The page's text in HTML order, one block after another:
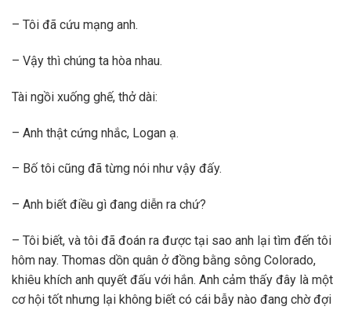
– Tôi đã cứu mạng anh.
– Vậy thì chúng ta hòa nhau.
Tài ngồi xuống ghế, thở dài:
– Anh thật cứng nhắc, Logan ạ.
– Bố tôi cũng đã từng nói như vậy đấy.
– Anh biết điều gì đang diễn ra chứ?
– Tôi biết, và tôi đã đoán ra được tại sao anh lại tìm đến tôi
hôm nay. Thomas dồn quân ở đồng bằng sông Colorado,
khiêu khích anh quyết đấu với hắn. Anh cảm thấy đây là một
cơ hội tốt nhưng lại không biết có cái bẫy nào đang chờ đợi